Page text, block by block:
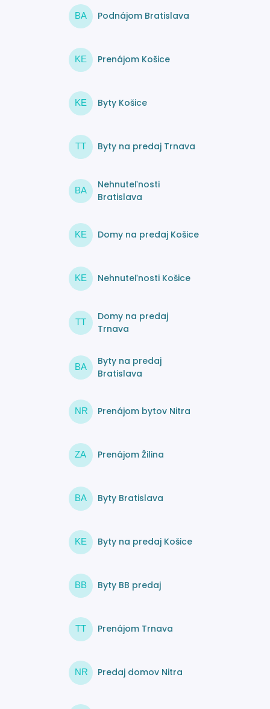
BA Podnájom Bratislava
KE Prenájom Košice
KE Byty Košice
TT Byty na predaj Trnava
BA
Nehnuteľnosti
Bratislava
KE Domy na predaj Košice
KE Nehnuteľnosti Košice
TT
Domy na predaj
Trnava
BA
Byty na predaj
Bratislava
NR Prenájom bytov Nitra
ZA Prenájom Žilina
BA Byty Bratislava
KE Byty na predaj Košice
BB Byty BB predaj
TT Prenájom Trnava
NR Predaj domov Nitra